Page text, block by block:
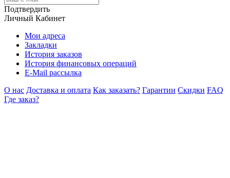
Подтвердить
Личный Кабинет
Мои адреса
Закладки
История заказов
История финансовых операций
E-Mail рассылка
О нас Доставка и оплата Как заказать? Гарантии Скидки FAQ
Где заказ?